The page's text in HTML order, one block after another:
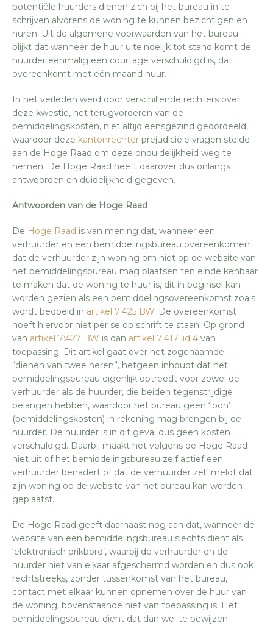
potentiële huurders dienen zich bij het bureau in te
schrijven alvorens de woning te kunnen bezichtigen en
huren. Uit de algemene voorwaarden van het bureau
blijkt dat wanneer de huur uiteindelijk tot stand komt de
huurder eenmalig een courtage verschuldigd is, dat
overeenkomt met één maand huur.
In het verleden werd door verschillende rechters over
deze kwestie, het terugvorderen van de
bemiddelingskosten, niet altijd eensgezind geoordeeld,
waardoor deze kantonrechter prejudiciële vragen stelde
aan de Hoge Raad om deze onduidelijkheid weg te
nemen. De Hoge Raad heeft daarover dus onlangs
antwoorden en duidelijkheid gegeven.
Antwoorden van de Hoge Raad
De Hoge Raad is van mening dat, wanneer een
verhuurder en een bemiddelingsbureau overeenkomen
dat de verhuurder zijn woning om niet op de website van
het bemiddelingsbureau mag plaatsen ten einde kenbaar
te maken dat de woning te huur is, dit in beginsel kan
worden gezien als een bemiddelingsovereenkomst zoals
wordt bedoeld in artikel 7:425 BW. De overeenkomst
hoeft hiervoor niet per se op schrift te staan. Op grond
van artikel 7:427 BW is dan artikel 7:417 lid 4 van
toepassing. Dit artikel gaat over het zogenaamde
“dienen van twee heren”, hetgeen inhoudt dat het
bemiddelingsbureau eigenlijk optreedt voor zowel de
verhuurder als de huurder, die beiden tegenstrijdige
belangen hebben, waardoor het bureau geen ‘loon’
(bemiddelingskosten) in rekening mag brengen bij de
huurder. De huurder is in dit geval dus geen kosten
verschuldigd. Daarbij maakt het volgens de Hoge Raad
niet uit of het bemiddelingsbureau zelf actief een
verhuurder benadert of dat de verhuurder zelf meldt dat
zijn woning op de website van het bureau kan worden
geplaatst.
De Hoge Raad geeft daarnaast nog aan dat, wanneer de
website van een bemiddelingsbureau slechts dient als
‘elektronisch prikbord’, waarbij de verhuurder en de
huurder niet van elkaar afgeschermd worden en dus ook
rechtstreeks, zonder tussenkomst van het bureau,
contact met elkaar kunnen opnemen over de huur van
de woning, bovenstaande niet van toepassing is. Het
bemiddelingsbureau dient dat dan wel te bewijzen.